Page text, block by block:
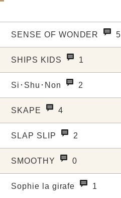
SENSE OF WONDER 5
SHIPS KIDS 1
Si･Shu･Non 2
SKAPE 4
SLAP SLIP 2
SMOOTHY 0
Sophie la girafe 1